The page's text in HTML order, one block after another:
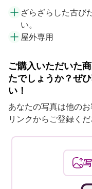
ざらざらした古び
い。
屋外専用
ご購入いただいた
たでしょうか？ぜ
い！
あなたの写真は他の
リンクからご登録くだ